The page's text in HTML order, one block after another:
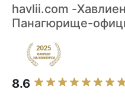
havlii.com -
Панагюрище-
8.6